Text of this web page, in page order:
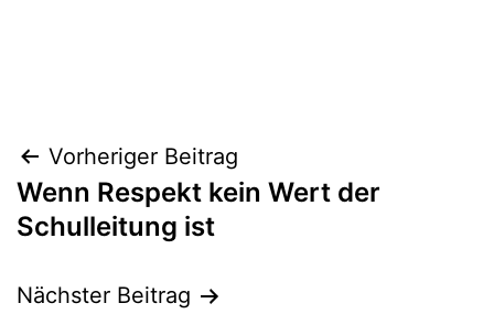
Beitragsnavigation
Vorheriger Beitrag
Wenn Respekt kein Wert der
Schulleitung ist
Nächster Beitrag